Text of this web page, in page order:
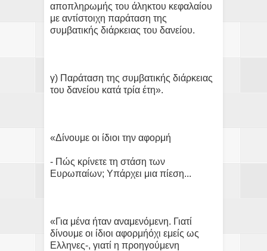
αποπληρωμής του άληκτου κεφαλαίου
με αντίστοιχη παράταση της
συμβατικής διάρκειας του δανείου.
γ) Παράταση της συμβατικής διάρκειας
του δανείου κατά τρία έτη».
«Δίνουμε οι ίδιοι την αφορμή
- Πώς κρίνετε τη στάση των
Ευρωπαίων; Υπάρχει μια πίεση...
«Για μένα ήταν αναμενόμενη. Γιατί
δίνουμε οι ίδιοι αφορμήόχι εμείς ως
Ελληνες-, γιατί η προηγούμενη